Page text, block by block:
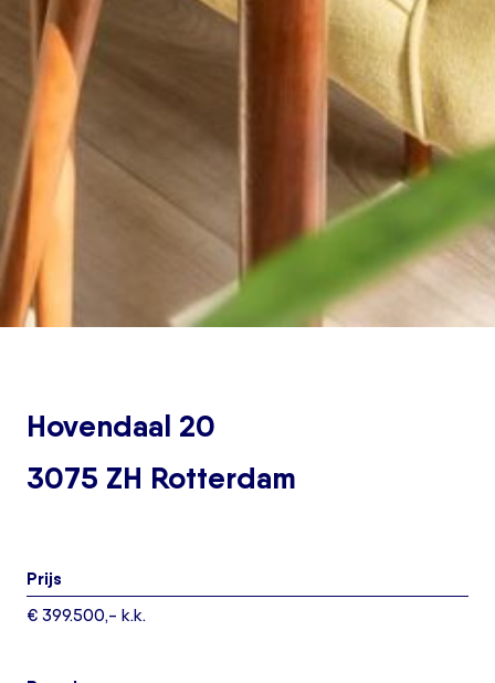
Hovendaal 20
3075 ZH Rotterdam
Prijs
€ 399.500,- k.k.